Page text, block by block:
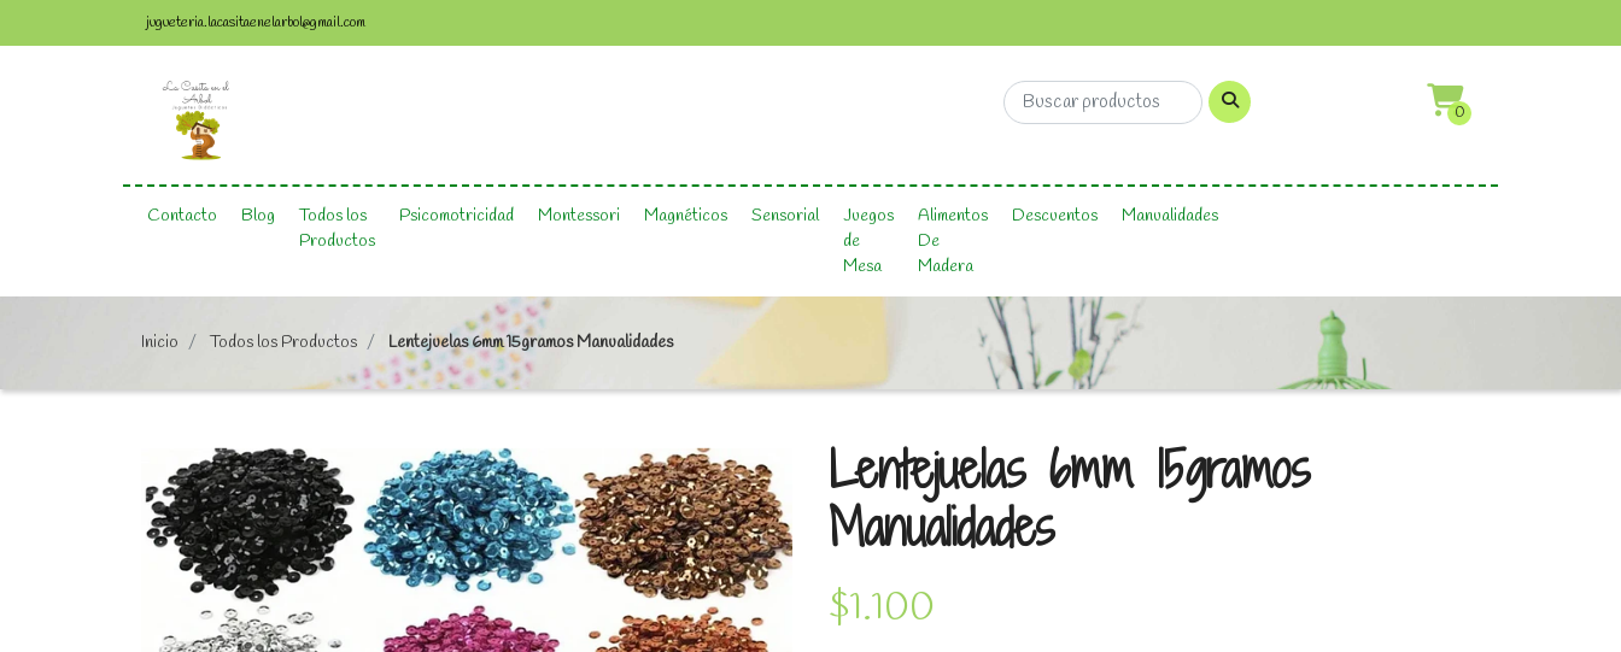
jugueteria.lacasitaenelarbol@gmail.com
0
Contacto Blog
Todos los
Productos
Psicomotricidad Montessori Magnéticos Sensorial
Juegos
de
Mesa
Alimentos
De
Madera
Descuentos Manualidades
Inicio Todos los Productos Lentejuelas 6mm 15gramos Manualidades
Lentejuelas 6mm 15gramos
Manualidades
$1.100